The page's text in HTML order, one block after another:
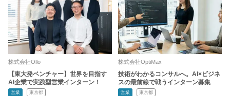
株式会社Ollo
【東大発ベンチャー】世界を目指す
AI企業で実践型営業インターン！
営業 東京都
株式会社OptiMax
技術がわかるコンサルへ。AI×ビジネ
スの最前線で戦うインターン募集
営業 東京都